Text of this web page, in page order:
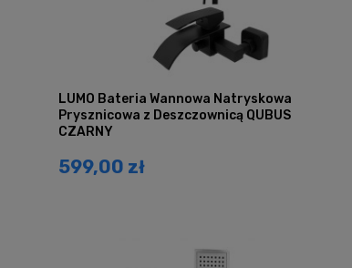
LUMO Bateria Wannowa Natryskowa
Prysznicowa z Deszczownicą QUBUS
CZARNY
599,00 zł